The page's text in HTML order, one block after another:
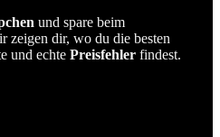
und spare beim
zeigen dir, wo du die besten
und echte Preisfehler findest.